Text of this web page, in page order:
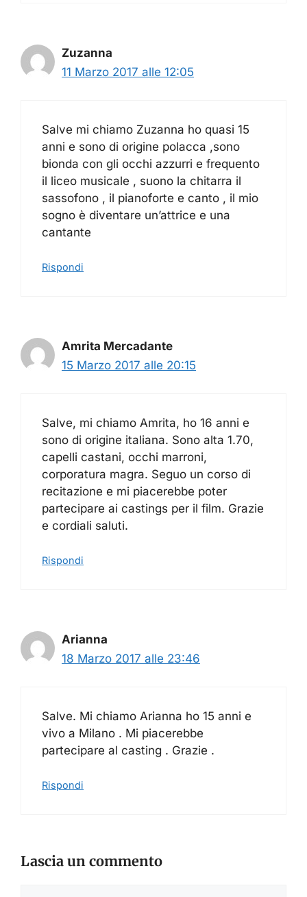
Zuzanna
11 Marzo 2017 alle 12:05
Salve mi chiamo Zuzanna ho quasi 15
anni e sono di origine polacca ,sono
bionda con gli occhi azzurri e frequento
il liceo musicale , suono la chitarra il
sassofono , il pianoforte e canto , il mio
sogno è diventare un’attrice e una
cantante
Rispondi
Amrita Mercadante
15 Marzo 2017 alle 20:15
Salve, mi chiamo Amrita, ho 16 anni e
sono di origine italiana. Sono alta 1.70,
capelli castani, occhi marroni,
corporatura magra. Seguo un corso di
recitazione e mi piacerebbe poter
partecipare ai castings per il film. Grazie
e cordiali saluti.
Rispondi
Arianna
18 Marzo 2017 alle 23:46
Salve. Mi chiamo Arianna ho 15 anni e
vivo a Milano . Mi piacerebbe
partecipare al casting . Grazie .
Rispondi
Lascia un commento